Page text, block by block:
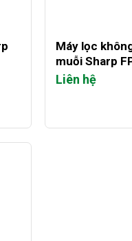
Máy lọc
muỗi Sharp
Liên hệ